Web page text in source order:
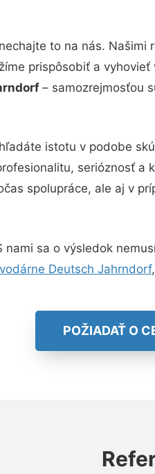
to na nás. Našimi
prispôsobiť a
– samozrejmosťou
istotu v podobe
serióznosť
spolupráce, ale aj v
nami sa o výsledok
Deutsch Jahrndorf,
POŽIADAŤ O